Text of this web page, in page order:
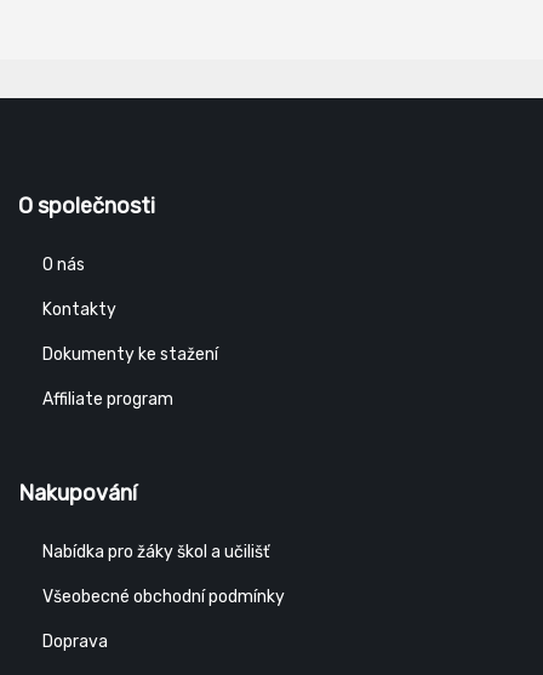
O společnosti
O nás
Kontakty
Dokumenty ke stažení
Affiliate program
Nakupování
Nabídka pro žáky škol a učilišť
Všeobecné obchodní podmínky
Doprava